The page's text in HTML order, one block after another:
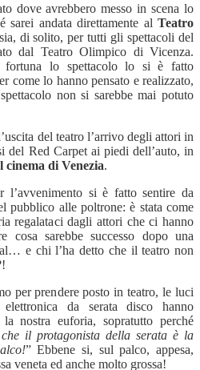
dove avrebbero messo in scena lo
sarei andata direttamente al Teatro
di solito, per tutti gli spettacoli del
dal Teatro Olimpico di Vicenza.
fortuna lo spettacolo lo si è fatto
come lo hanno pensato e realizzato,
non si sarebbe mai potuto
del teatro l’arrivo degli attori in
del Red Carpet ai piedi dell’auto, in
cinema di Venezia.
l’avvenimento si è fatto sentire da
pubblico alle poltrone: è stata come
regalataci dagli attori che ci hanno
cosa sarebbe successo dopo una
e chi l’ha detto che il teatro non
per prendere posto in teatro, le luci
da serata disco hanno
nostra euforia, sopratutto perché
il protagonista della serata è la
”Ebbene si, sul palco, appesa,
veneta ed anche molto grossa!